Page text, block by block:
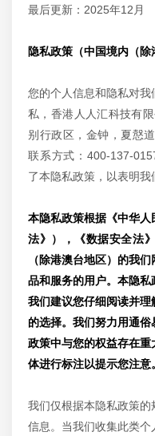
最后更新：2025年12月
隐私政策（中国境内（除
您的个人信息和隐私对
私，香港人人汇科技有
别行政区，金钟，夏慤
联系方式：400-137-
了本隐私政策，以表明我
本隐私政策根据《中华
法》），《数据安全法
（除港澳台地区）的我
品和服务的用户。本隐私
我们建议您仔细阅读并
的选择。我们努力用通
政策中与您的权益存在
体进行标注以提示您注意。
我们仅根据本隐私政策的
信息。当我们收集此类